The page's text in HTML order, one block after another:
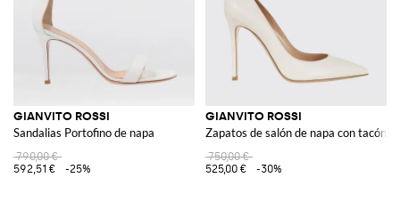
GIANVITO ROSSI
Sandalias Portofino de napa
790,00 €
592,51 €
-25%
GIANVITO ROSSI
Zapatos de salón de napa con tacón
750,00 €
525,00 €
-30%